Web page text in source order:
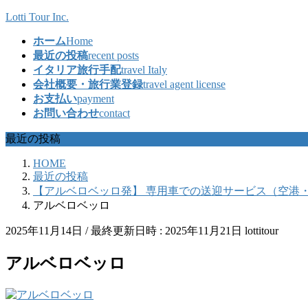
コ
ッ
プ
ナ
移
動
Lotti Tour Inc.
ホームHome
最近の投稿recent posts
イタリア旅行手配travel Italy
会社概要・旅行業登録travel agent license
お支払いpayment
お問い合わせcontact
最近の投稿
HOME
最近の投稿
【アルベロベッロ発】 専用車での送迎サービス（空
アルベロベッロ
2025年11月14日 / 最終更新日時 : 2025年11月21日 lottitour
アルベロベッロ